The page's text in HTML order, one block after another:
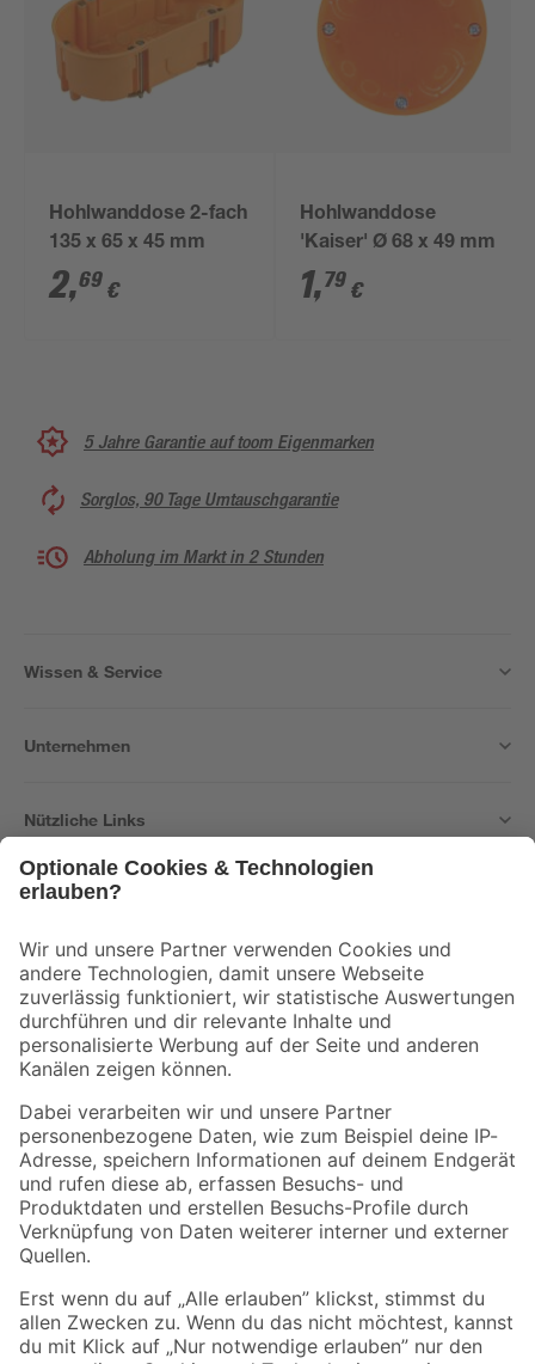
Hohlwanddose 2-fach
135 x 65 x 45 mm
2,69 €
Hohlwanddose
'Kaiser' Ø 68 x 49 mm
1,79 €
5 Jahre Garantie auf toom Eigenmarken
Sorglos, 90 Tage Umtauschgarantie
Abholung im Markt in 2 Stunden
Wissen & Service
Unternehmen
Nützliche Links
Der toom Newsletter: Keine Angebote und Aktionen mehr verpassen!
Zur Newsletter Anmeldung
Folge uns
Zahlungsarten Versandarten
Sicher einkaufen
Jetzt die toom-App herunterladen